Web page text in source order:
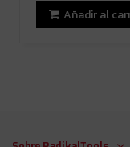
Añadir al